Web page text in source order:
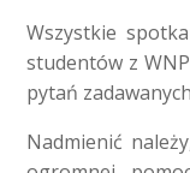
Wszystkie
studentów z
pytań
Nadmienić